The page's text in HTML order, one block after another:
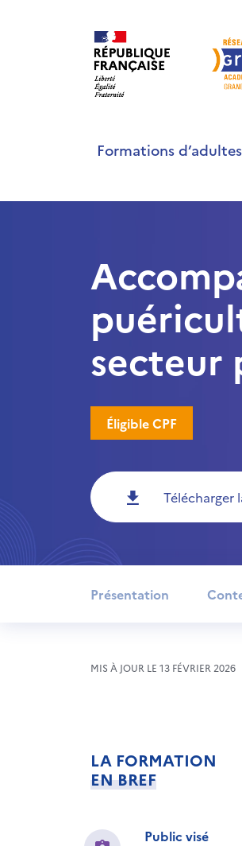
Formations d’adultes
secteur
Éligible CPF
Télécharger
Présentation
MIS À JOUR LE 13 FÉVRIER 2026
LA FORMATION
EN BREF
Public visé